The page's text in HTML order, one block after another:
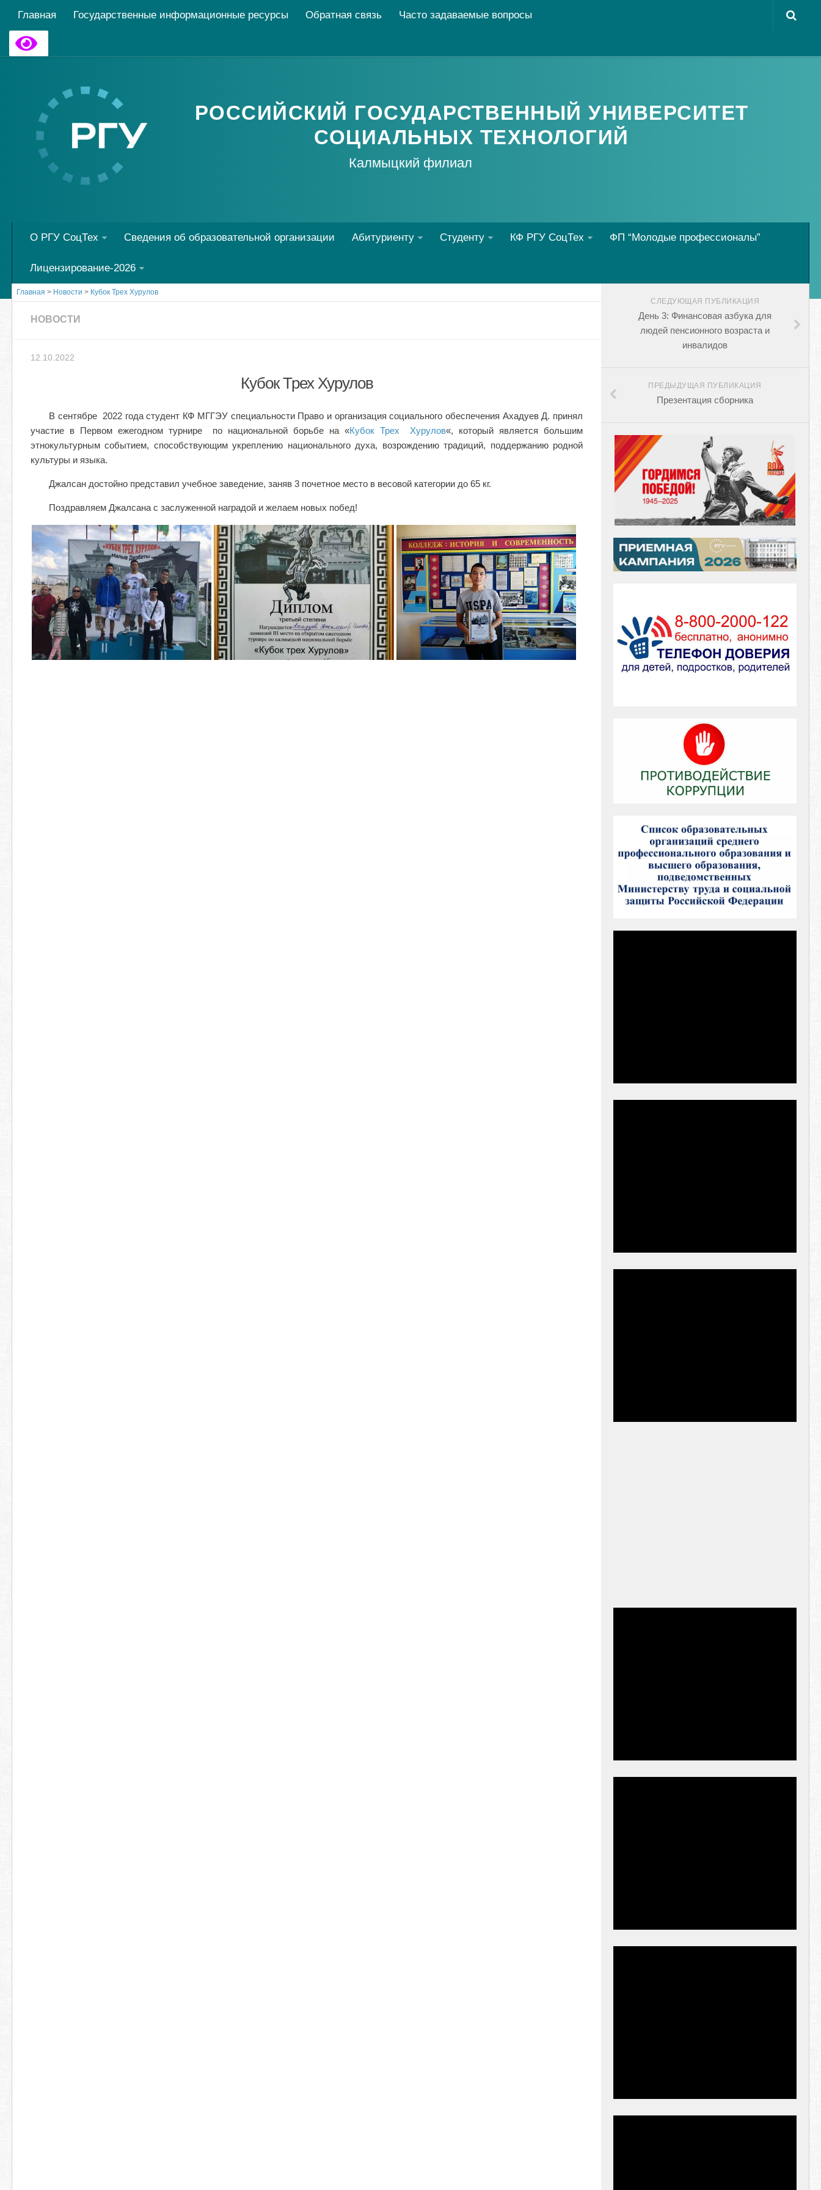
Главная Государственные информационные ресурсы Обратная связь Часто задаваемые вопросы
РОССИЙСКИЙ ГОСУДАРСТВЕННЫЙ УНИВЕРСИТЕТ
СОЦИАЛЬНЫХ ТЕХНОЛОГИЙ
Калмыцкий филиал
О РГУ СоцТех Сведения об образовательной организации Абитуриенту Студенту КФ РГУ СоцТех ФП “Молодые профессионалы”
Лицензирование-2026
Главная > Новости > Кубок Трех Хурулов
НОВОСТИ
12.10.2022
Кубок Трех Хурулов
В сентябре 2022 года студент КФ МГГЭУ специальности Право и организация социального обеспечения Ахадуев Д. принял
участие в Первом ежегодном турнире по национальной борьбе на «Кубок Трех Хурулов«, который является большим
этнокультурным событием, способствующим укреплению национального духа, возрождению традиций, поддержанию родной
культуры и языка.
Джалсан достойно представил учебное заведение, заняв 3 почетное место в весовой категории до 65 кг.
Поздравляем Джалсана с заслуженной наградой и желаем новых побед!
СЛЕДУЮЩАЯ ПУБЛИКАЦИЯ
День 3: Финансовая азбука для
людей пенсионного возраста и
инвалидов
ПРЕДЫДУЩАЯ ПУБЛИКАЦИЯ
Презентация сборника